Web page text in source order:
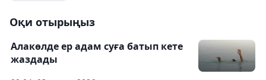
Оқи отырыңыз
Алакөлде ер адам суға батып кете
жаздады